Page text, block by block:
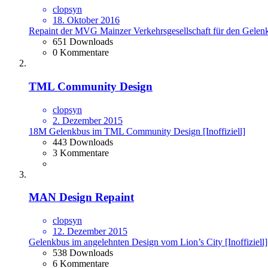
clopsyn
18. Oktober 2016
Repaint der MVG Mainzer Verkehrsgesellschaft für den
651 Downloads
0 Kommentare
TML Community Design
clopsyn
2. Dezember 2015
18M Gelenkbus im TML Community Design [Inoffiziell]
443 Downloads
3 Kommentare
MAN Design Repaint
clopsyn
12. Dezember 2015
Gelenkbus im angelehnten Design vom Lion’s City [Inoffiziell]
538 Downloads
6 Kommentare